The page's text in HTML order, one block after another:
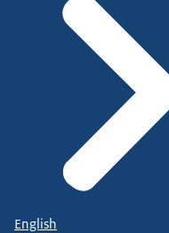
English